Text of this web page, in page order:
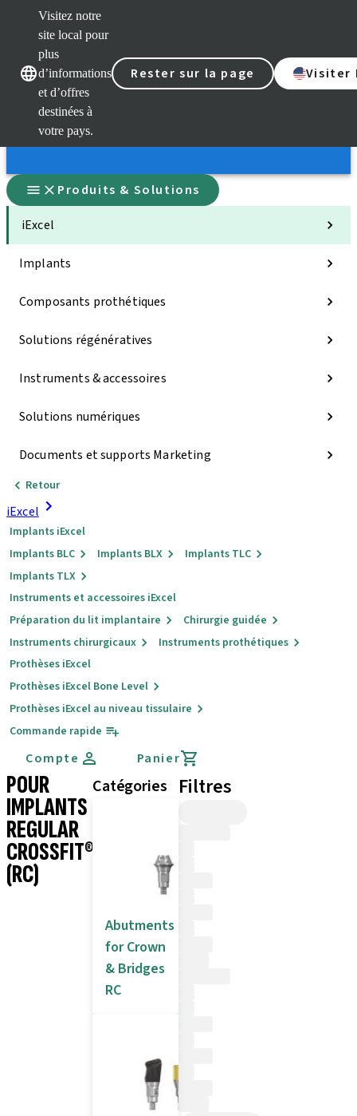
Visitez notre
site local pour
plus
d’informations
et d’offres
destinées à
votre pays.
Rester sur la page
Visiter
Nos marquesNos marques
Produits & Solutions
iExcel
Implants
Composants prothétiques
Solutions régénératives
Instruments & accessoires
Solutions numériques
Documents et supports Marketing
Retour
iExcel
Implants iExcel
Implants BLC
Implants BLX
Implants TLC
Implants TLX
Instruments et accessoires iExcel
Préparation du lit implantaire
Chirurgie guidée
Instruments chirurgicaux
Instruments prothétiques
Prothèses iExcel
Prothèses iExcel Bone Level
Prothèses iExcel au niveau tissulaire
Commande rapide
Compte Panier
POUR
IMPLANTS
REGULAR
CROSSFIT®
(RC)
Catégories
Abutments
for Crown
& Bridges
RC
Filtres